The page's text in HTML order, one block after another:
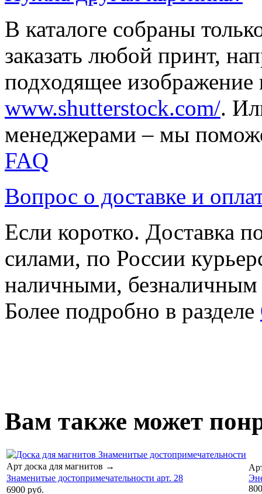
В каталоге собраны
заказать любой принт,
подходящее изображение
www.shutterstock.com/.
менеджерами – мы
FAQ
Вопрос о доставке и
Если коротко. Доставка
силами, по России
наличными,
Более подробно в разделе
Вам также может
Арт доска для магнитов →
Знаменитые достопримечательности арт. 28
6900 руб.